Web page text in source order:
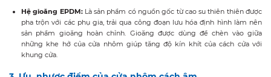
Hệ gioăng EPDM:Là sản phẩm có nguồn gốc từ cao su thiên thiên được
pha trộn với các phụ gia, trải qua công đoạn lưu hóa định hình làm nên
sản phẩm gioăng hoàn chỉnh. Gioăng được dùng để chèn vào giữa
những khe hở của cửa nhôm giúp tăng độ kín khít của cách cửa với
khung cửa.